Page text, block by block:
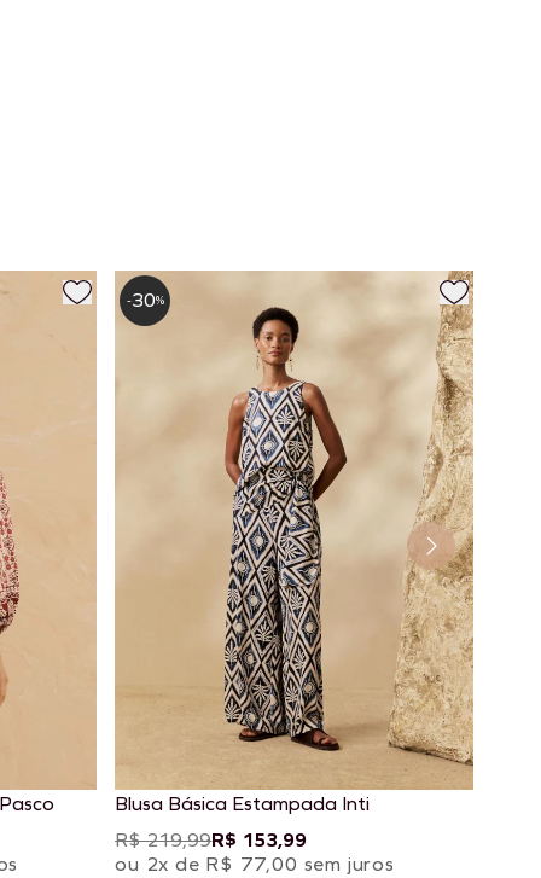
Blusa Básica Estampada Inti
R$ 219,99R$ 153,99
ou 2x de R$ 77,00 sem juros
-30%